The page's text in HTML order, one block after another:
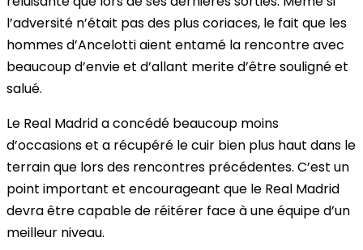
l’adversité n’était pas des plus coriaces, le fait que les
hommes d’Ancelotti aient entamé la rencontre avec
beaucoup d’envie et d’allant merite d’être souligné et
salué.
Le Real Madrid a concédé beaucoup moins
d’occasions et a récupéré le cuir bien plus haut dans le
terrain que lors des rencontres précédentes. C’est un
point important et encourageant que le Real Madrid
devra être capable de réitérer face à une équipe d’un
meilleur niveau.